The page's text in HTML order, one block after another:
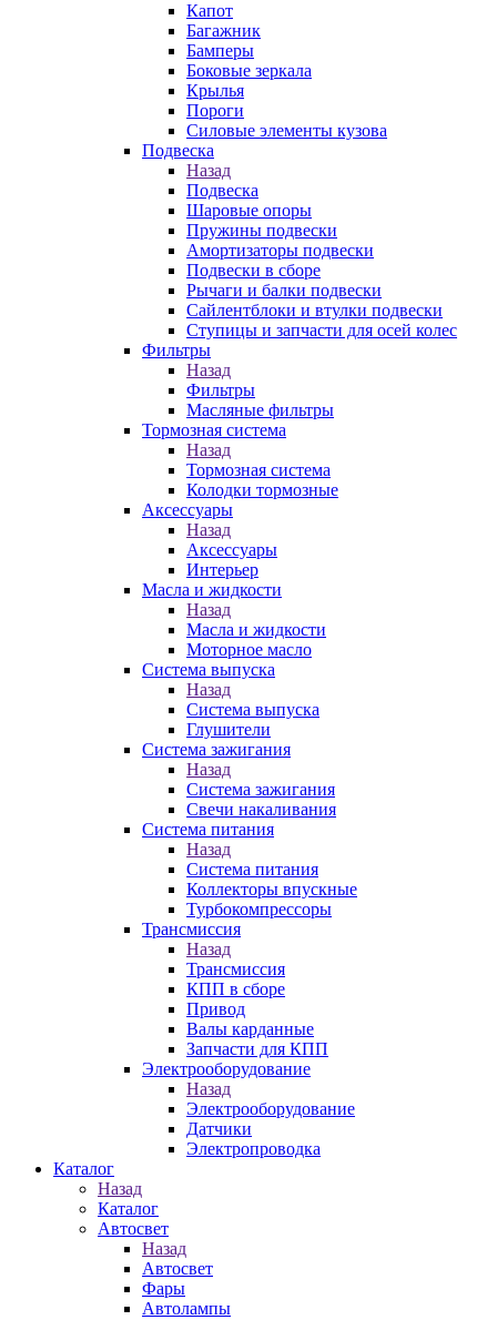
Капот
Багажник
Бамперы
Боковые зеркала
Крылья
Пороги
Силовые элементы кузова
Подвеска
Назад
Подвеска
Шаровые опоры
Пружины подвески
Амортизаторы подвески
Подвески в сборе
Рычаги и балки подвески
Сайлентблоки и втулки подвески
Ступицы и запчасти для осей колес
Фильтры
Назад
Фильтры
Масляные фильтры
Тормозная система
Назад
Тормозная система
Колодки тормозные
Аксессуары
Назад
Аксессуары
Интерьер
Масла и жидкости
Назад
Масла и жидкости
Моторное масло
Система выпуска
Назад
Система выпуска
Глушители
Система зажигания
Назад
Система зажигания
Свечи накаливания
Система питания
Назад
Система питания
Коллекторы впускные
Турбокомпрессоры
Трансмиссия
Назад
Трансмиссия
КПП в сборе
Привод
Валы карданные
Запчасти для КПП
Электрооборудование
Назад
Электрооборудование
Датчики
Электропроводка
Каталог
Назад
Каталог
Автосвет
Назад
Автосвет
Фары
Автолампы